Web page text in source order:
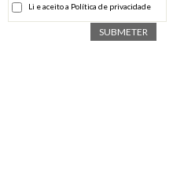
Li e aceito a Política de privacidade
SUBMETER